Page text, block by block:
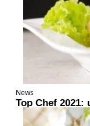
News
Top Chef